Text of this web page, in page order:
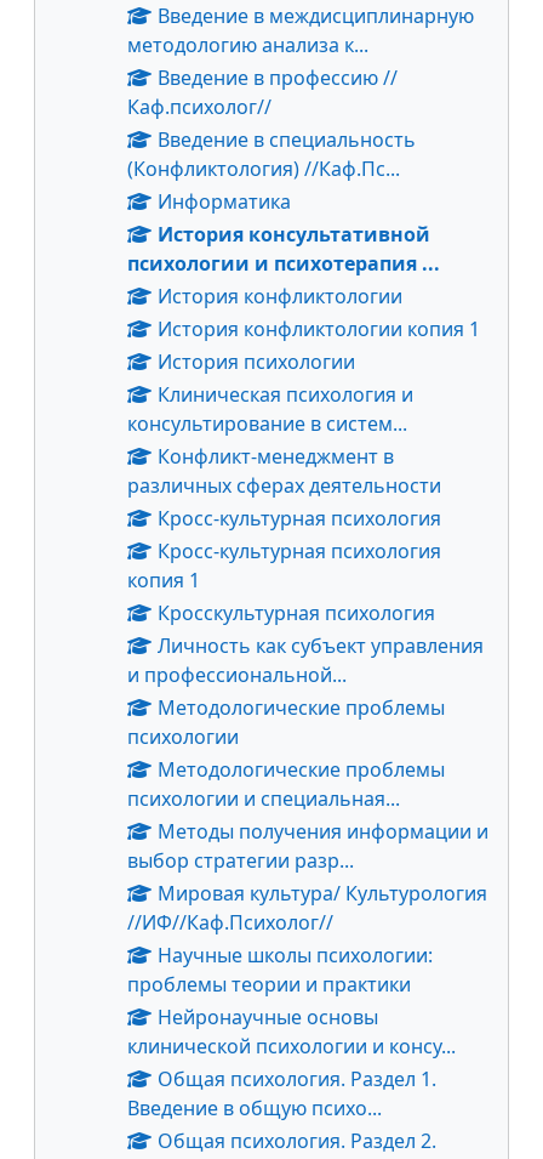
Введение в междисциплинарную
методологию анализа к...
Введение в профессию //
Каф.психолог//
Введение в специальность
(Конфликтология) //Каф.Пс...
Информатика
История консультативной
психологии и психотерапия ...
История конфликтологии
История конфликтологии копия 1
История психологии
Клиническая психология и
консультирование в систем...
Конфликт-менеджмент в
различных сферах деятельности
Кросс-культурная психология
Кросс-культурная психология
копия 1
Кросскультурная психология
Личность как субъект управления
и профессиональной...
Методологические проблемы
психологии
Методологические проблемы
психологии и специальная...
Методы получения информации и
выбор стратегии разр...
Мировая культура/ Культурология
//ИФ//Каф.Психолог//
Научные школы психологии:
проблемы теории и практики
Нейронаучные основы
клинической психологии и консу...
Общая психология. Раздел 1.
Введение в общую психо...
Общая психология. Раздел 2.